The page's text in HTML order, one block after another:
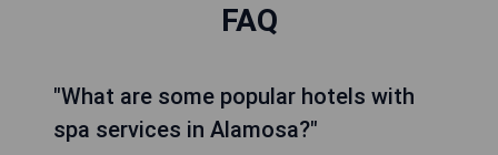
FAQ
"What are some popular hotels with
spa services in Alamosa?"